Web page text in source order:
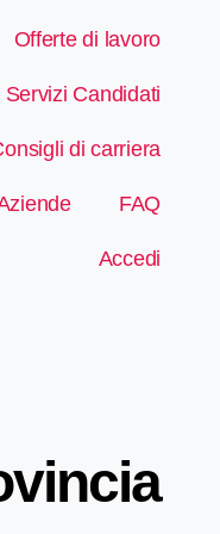
Offerte di lavoro
Servizi Candidati
di carriera
FAQ
Accedi